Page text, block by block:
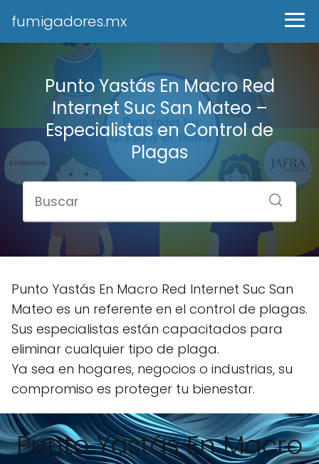
fumigadores.mx
Punto Yastás En Macro Red
Internet Suc San Mateo –
Especialistas en Control de
Plagas
Punto Yastás En Macro Red Internet Suc San
Mateo es un referente en el control de plagas.
Sus especialistas están capacitados para
eliminar cualquier tipo de plaga.
Ya sea en hogares, negocios o industrias, su
compromiso es proteger tu bienestar.
Punto Yastás En Macro